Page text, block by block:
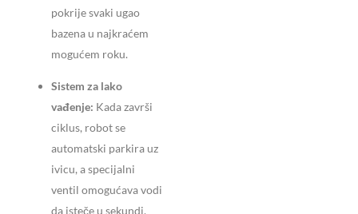
pokrije svaki ugao
bazena u najkraćem
mogućem roku.
Sistem za lako
vađenje: Kada završi
ciklus, robot se
automatski parkira uz
ivicu, a specijalni
ventil omogućava vodi
da isteče u sekundi,